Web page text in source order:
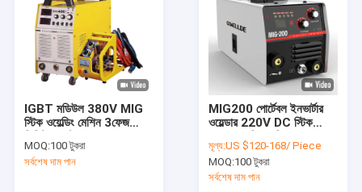
ভিডিও
ভিআর শো
কারখানা ভ্রমণ
IGBT মডিউল 380V MIG
স্টিক ওয়েল্ডিং মেশিন 3ফেজ
MOQ:100 টুকরা
সর্বশেষ দাম পান
MIG200 পোর্টেবল ইনভার্টার
ওয়েল্ডার 220V DC স্টিক
মূল্য:US $120-168/ Piece
MOQ:100 টুকরা
সর্বশেষ দাম পান